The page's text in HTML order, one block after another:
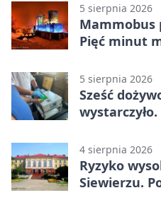
5 sierpnia 2026
Mammobus
Pięć minut
5 sierpnia 2026
Sześć
4 sierpnia 2026
Ryzyko
Siewierzu.